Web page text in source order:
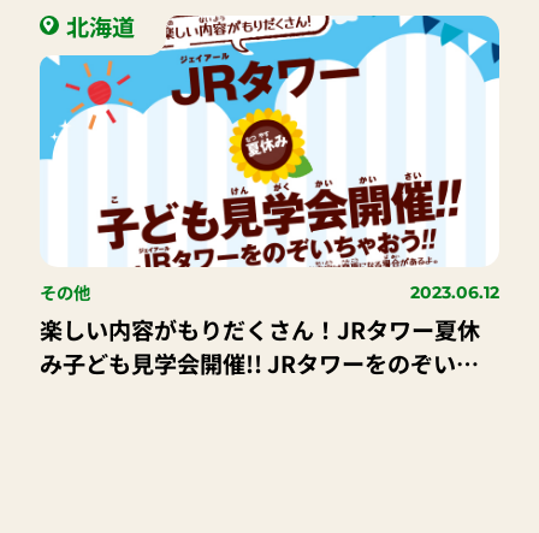
北海道
その他 2023.06.12
楽しい内容がもりだくさん！JRタワー夏休
み子ども見学会開催!! JRタワーをのぞいち